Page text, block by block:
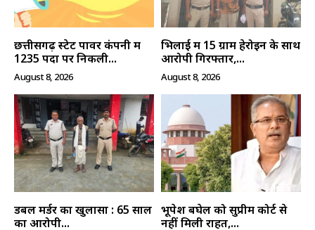
छत्तीसगढ़ स्टेट पावर कंपनी में
1235 पदों पर निकली...
August 8, 2026
भिलाई में 15 ग्राम हेरोइन के साथ
आरोपी गिरफ्तार,...
August 8, 2026
डबल मर्डर का खुलासा : 65 साल
का आरोपी...
भूपेश बघेल को सुप्रीम कोर्ट से
नहीं मिली राहत,...